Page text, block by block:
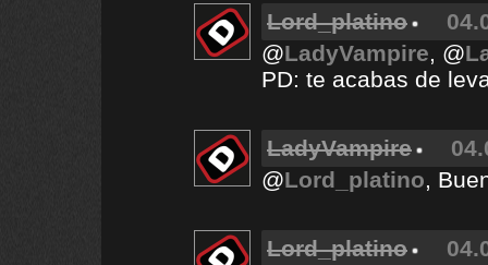
Lord_platino
@LadyVampire, @
PD: te acabas de
LadyVampire
@Lord_platino,
Lord_platino